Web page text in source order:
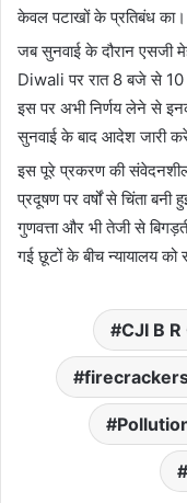
केवल पटाखों के प्रतिबंध का।
जब सुनवाई के दौरान एसजी
Diwali पर रात 8 बजे से
इस पर अभी निर्णय लेने से
सुनवाई के बाद आदेश जारी
इस पूरे प्रकरण की
प्रदूषण पर वर्षों से चिंता
गुणवत्ता और भी तेजी से
गई छूटों के बीच न्यायालय
CJI B R